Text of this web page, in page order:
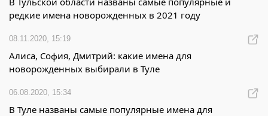
редкие имена новорожденных в 2021 году
08.11.2020, 15:19
Алиса, София, Дмитрий: какие имена для
новорожденных выбирали в Туле
06.08.2020, 15:34
В Туле названы самые популярные имена для